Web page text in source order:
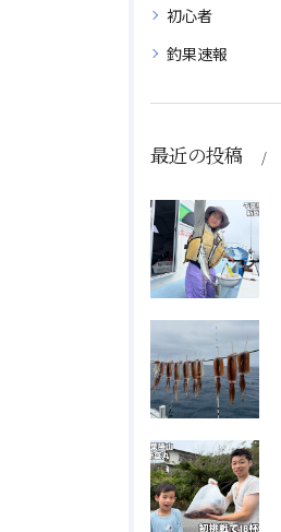
初心者
釣果速報
最近の投稿